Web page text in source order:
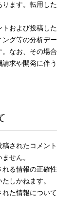
ます。転用し
および投稿し
グ等の分析デ
なお、その場
求や開発に伴
されたコメン
せん。
る情報の正確
しかねます。
た情報につい